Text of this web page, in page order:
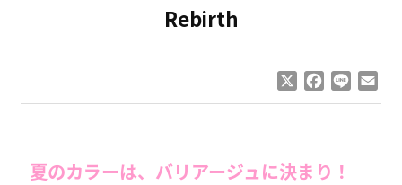
Rebirth
Facebook
Line
夏のカラーは、バリアージュに決まり！